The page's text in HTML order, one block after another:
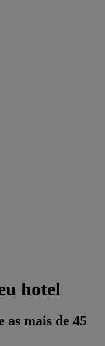
hotel
as mais de 45